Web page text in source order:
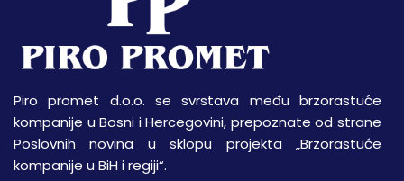
Piro promet d.o.o. se svrstava među brzorastuće
kompanije u Bosni i Hercegovini, prepoznate od strane
Poslovnih novina u sklopu projekta „Brzorastuće
kompanije u BiH i regiji“.